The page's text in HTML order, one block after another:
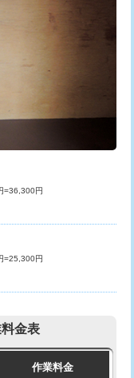
11,000円~
55,000円
33,000円
8,800円
11,000円
33,000円
=36,300円
=25,300円
金表
作業料金